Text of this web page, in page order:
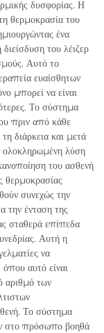
δυσφορίας. Η
θερμοκρασία του
ένα
του λέιζερ
Αυτό το
ευαίσθητων
μπορεί να είναι
Το σύστημα
πριν από κάθε
διάρκεια και μετά
λύση
του ασθενή
θερμοκρασίας
συνεχώς την
την ένταση της
σταθερά επίπεδα
Αυτή η
να
όπου αυτό είναι
αριθμό των
Το σύστημα
στο πρόσωπο βοηθά